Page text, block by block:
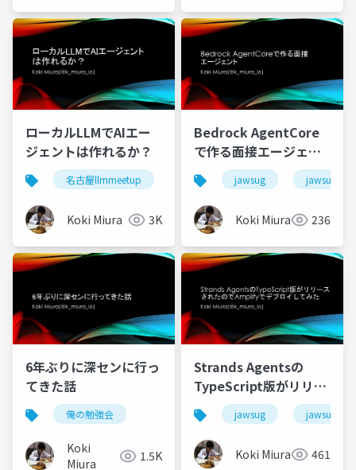
ローカルLLMでAIエー
ジェントは作れるか？
名古屋llmmeetup
Koki Miura 3K
Bedrock AgentCore
で作る面接エージェン
ト
jawsug
Koki Miura 236
6年ぶりに深センに行っ
てきた話
俺の勉強会
Koki
Miura
1.5K
Strands Agentsの
TypeScript版がリリー
スされたのでAmplify
でデプロイしてみた
jawsug
Koki Miura 461